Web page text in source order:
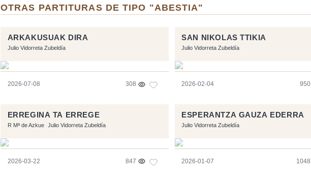
OTRAS PARTITURAS DE TIPO "ABESTIA"
ARKAKUSUAK DIRA
Julio Vidorreta Zubeldía
2026-07-08 308
SAN NIKOLAS TTIKIA
Julio Vidorreta Zubeldía
2026-02-04 950
ERREGINA TA ERREGE
R Mª de Azkue Julio Vidorreta Zubeldía
2026-03-22 847
ESPERANTZA GAUZA EDERRA
Julio Vidorreta Zubeldía
2026-01-07 1048